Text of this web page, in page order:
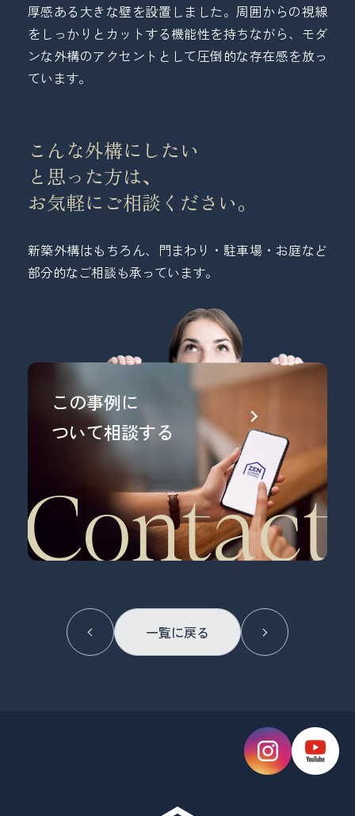
厚感ある大きな壁を設置しました。周囲からの視線
をしっかりとカットする機能性を持ちながら、モダ
ンな外構のアクセントとして圧倒的な存在感を放っ
ています。
こんな外構にしたい
と思った方は、
お気軽にご相談ください。
新築外構はもちろん、門まわり・駐車場・お庭など
部分的なご相談も承っています。
Contact
この事例に
ついて相談する
Prev 一覧に戻る Next